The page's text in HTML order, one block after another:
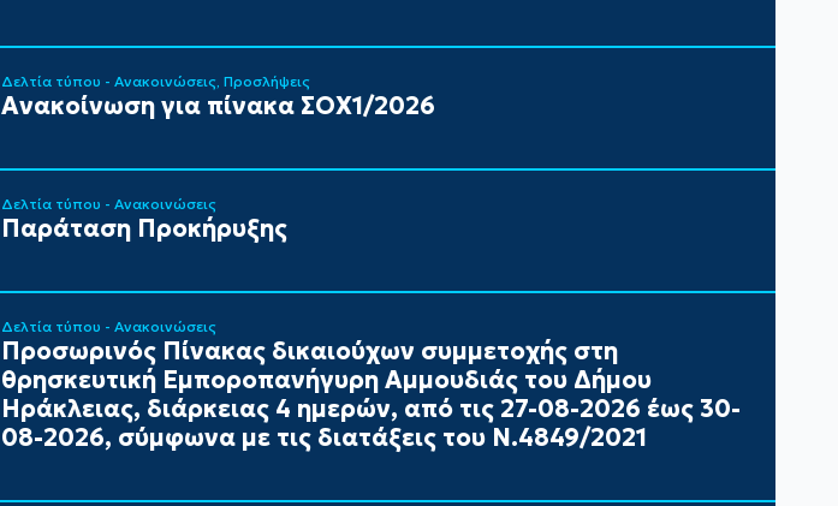
Δελτία τύπου - Ανακοινώσεις Προσλήψεις
Ανακοίνωση για πίνακα ΣΟΧ1/2026
Δελτία τύπου - Ανακοινώσεις
Παράταση Προκήρυξης
Δελτία τύπου - Ανακοινώσεις
Προσωρινός Πίνακας δικαιούχων συμμετοχής στη
θρησκευτική Εμποροπανήγυρη Αμμουδιάς του Δήμου
Ηράκλειας, διάρκειας 4 ημερών, από τις 27-08-2026 έως 30-
08-2026, σύμφωνα με τις διατάξεις του Ν.4849/2021